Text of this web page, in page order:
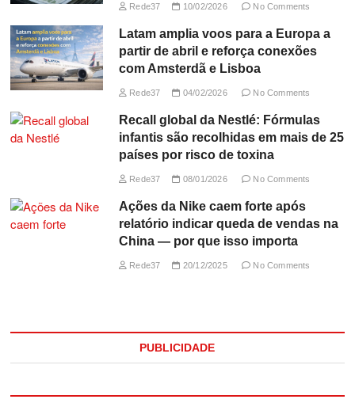
Rede37 10/02/2026 No Comments
Latam amplia voos para a Europa a
partir de abril e reforça conexões
com Amsterdã e Lisboa
Rede37 04/02/2026 No Comments
Recall global da Nestlé: Fórmulas
infantis são recolhidas em mais de 25
países por risco de toxina
Rede37 08/01/2026 No Comments
Ações da Nike caem forte após
relatório indicar queda de vendas na
China — por que isso importa
Rede37 20/12/2025 No Comments
PUBLICIDADE